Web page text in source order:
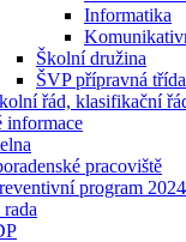
Informatika
Školní družina
ŠVP přípravná třída
řád, klasifikační
informace
pracoviště
program